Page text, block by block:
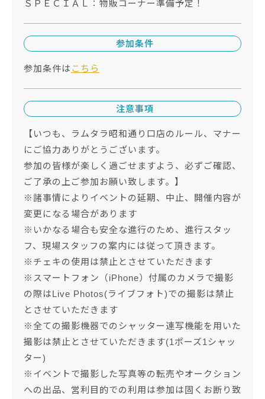
ＳＰＥＣＩＡＬ：物販コーナー準備予定！
参加条件
参加条件は こちら
注意事項
【いつも、ラムタラ昭和通り口店のルール、マナー
にご協力ありがとうございます。
参加の皆様が楽しく過ごせますよう、必ずご確認、
ご了承の上ご参加お願い致します。】
※諸事情によりイベントの延期、中止、開催内容が
変更になる場合があります
※いかなる場合も安全な進行のため、進行スタッ
フ、現場スタッフの案内には従って頂きます。
※チェキの使用は禁止とさせていただきます
※スマートフォン（iPhone）付属のカメラで撮影
の際はLive Photos(ライブフォト)での撮影は禁止
とさせていただきます
※全ての撮影機器でのシャッター連写機能を用いた
撮影は禁止とさせていただきます(1ポーズ1シャッ
ター)
※イベントで撮影した写真等の転売やオークション
への出品、営利目的での利用は参加は固くお断り致